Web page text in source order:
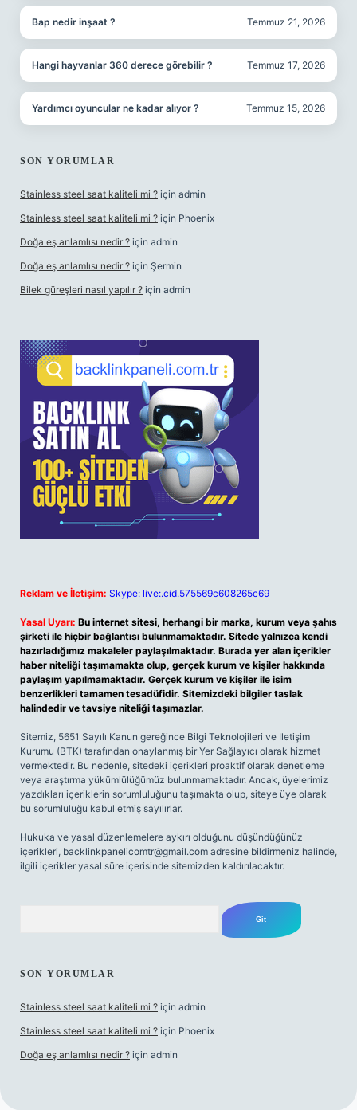
Bap nedir inşaat ? Temmuz 21, 2026
Hangi hayvanlar 360 derece görebilir ? Temmuz 17, 2026
Yardımcı oyuncular ne kadar alıyor ? Temmuz 15, 2026
SON YORUMLAR
Stainless steel saat kaliteli mi ? için admin
Stainless steel saat kaliteli mi ? için Phoenix
Doğa eş anlamlısı nedir ? için admin
Doğa eş anlamlısı nedir ? için Şermin
Bilek güreşleri nasıl yapılır ? için admin
Reklam ve İletişim: Skype: live:.cid.575569c608265c69
Yasal Uyarı: Bu internet sitesi, herhangi bir marka, kurum veya şahıs
şirketi ile hiçbir bağlantısı bulunmamaktadır. Sitede yalnızca kendi
hazırladığımız makaleler paylaşılmaktadır. Burada yer alan içerikler
haber niteliği taşımamakta olup, gerçek kurum ve kişiler hakkında
paylaşım yapılmamaktadır. Gerçek kurum ve kişiler ile isim
benzerlikleri tamamen tesadüfidir. Sitemizdeki bilgiler taslak
halindedir ve tavsiye niteliği taşımazlar.
Sitemiz, 5651 Sayılı Kanun gereğince Bilgi Teknolojileri ve İletişim
Kurumu (BTK) tarafından onaylanmış bir Yer Sağlayıcı olarak hizmet
vermektedir. Bu nedenle, sitedeki içerikleri proaktif olarak denetleme
veya araştırma yükümlülüğümüz bulunmamaktadır. Ancak, üyelerimiz
yazdıkları içeriklerin sorumluluğunu taşımakta olup, siteye üye olarak
bu sorumluluğu kabul etmiş sayılırlar.
Hukuka ve yasal düzenlemelere aykırı olduğunu düşündüğünüz
içerikleri, backlinkpanelicomtr@gmail.com adresine bildirmeniz halinde,
ilgili içerikler yasal süre içerisinde sitemizden kaldırılacaktır.
SON YORUMLAR
Stainless steel saat kaliteli mi ? için admin
Stainless steel saat kaliteli mi ? için Phoenix
Doğa eş anlamlısı nedir ? için admin